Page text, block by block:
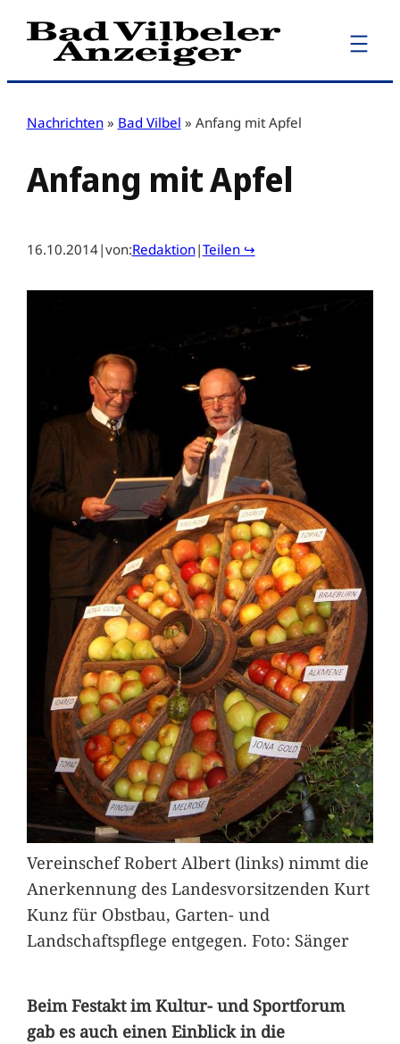
Zum
Inhalt
Nachrichten » Bad Vilbel » Anfang mit Apfel
Anfang mit Apfel
16.10.2014|von:Redaktion|Teilen ↪
Vereinschef Robert Albert (links) nimmt die
Anerkennung des Landesvorsitzenden Kurt
Kunz für Obstbau, Garten- und
Landschaftspflege entgegen. Foto: Sänger
Beim Festakt im Kultur- und Sportforum
gab es auch einen Einblick in die